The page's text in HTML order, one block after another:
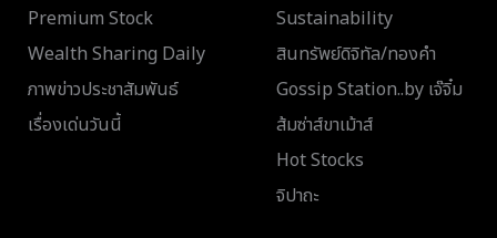
Premium Stock
Wealth Sharing Daily
ภาพข่าวประชาสัมพันธ์
เรื่องเด่นวันนี้
Sustainability
สินทรัพย์ดิจิทัล/ทองคำ
Gossip Station..by เจ๊จิ๋ม
ส้มซ่าส์ขาเม้าส์
Hot Stocks
จิปาถะ